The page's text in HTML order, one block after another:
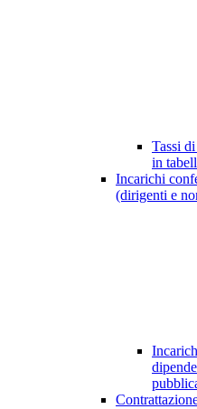
Tassi
in
Incarichi
(dirigenti e